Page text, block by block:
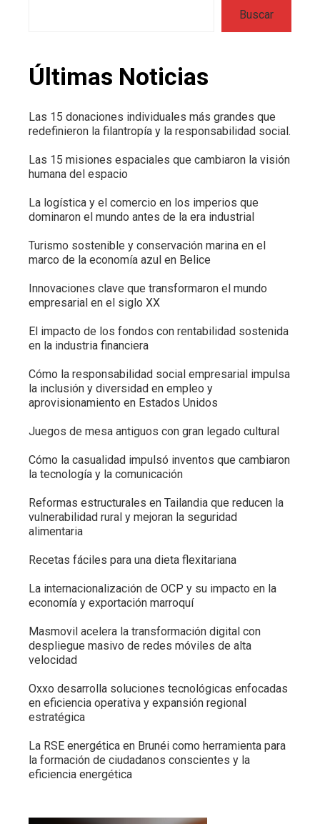
Buscar
Últimas Noticias
Las 15 donaciones individuales más grandes que
redefinieron la filantropía y la responsabilidad social.
Las 15 misiones espaciales que cambiaron la visión
humana del espacio
La logística y el comercio en los imperios que
dominaron el mundo antes de la era industrial
Turismo sostenible y conservación marina en el
marco de la economía azul en Belice
Innovaciones clave que transformaron el mundo
empresarial en el siglo XX
El impacto de los fondos con rentabilidad sostenida
en la industria financiera
Cómo la responsabilidad social empresarial impulsa
la inclusión y diversidad en empleo y
aprovisionamiento en Estados Unidos
Juegos de mesa antiguos con gran legado cultural
Cómo la casualidad impulsó inventos que cambiaron
la tecnología y la comunicación
Reformas estructurales en Tailandia que reducen la
vulnerabilidad rural y mejoran la seguridad
alimentaria
Recetas fáciles para una dieta flexitariana
La internacionalización de OCP y su impacto en la
economía y exportación marroquí
Masmovil acelera la transformación digital con
despliegue masivo de redes móviles de alta
velocidad
Oxxo desarrolla soluciones tecnológicas enfocadas
en eficiencia operativa y expansión regional
estratégica
La RSE energética en Brunéi como herramienta para
la formación de ciudadanos conscientes y la
eficiencia energética